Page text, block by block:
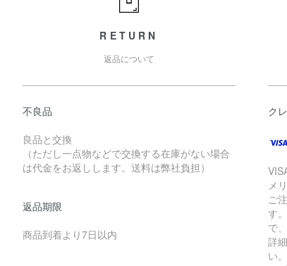
RETURN
返品について
不良品
良品と交換
（ただし一点物などで交換する在庫がない場合
は代金をお返しします。送料は弊社負担）
返品期限
商品到着より7日以内
ク
メ
ご
す
で
詳
い。